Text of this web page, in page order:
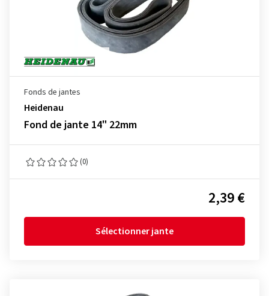
Fonds de jantes
Heidenau
Fond de jante 14" 22mm
(0)
2,39 €
Sélectionner jante